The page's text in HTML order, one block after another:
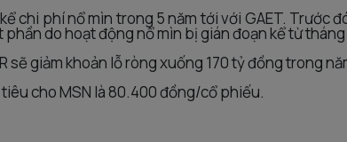
chi phí nổ mìn trong 5 năm tới với GAET. Trước
phần do hoạt động nổ mìn bị gián đoạn kể từ
sẽ giảm khoản lỗ ròng xuống 170 tỷ đồng trong
cho MSN là 80.400 đồng/cổ phiếu.